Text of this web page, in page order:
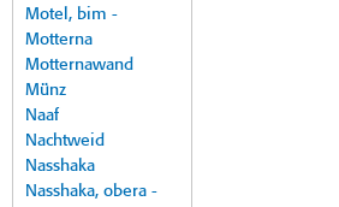
Motel, bim -
Motterna
Motternawand
Münz
Naaf
Nachtweid
Nasshaka
Nasshaka, obera -